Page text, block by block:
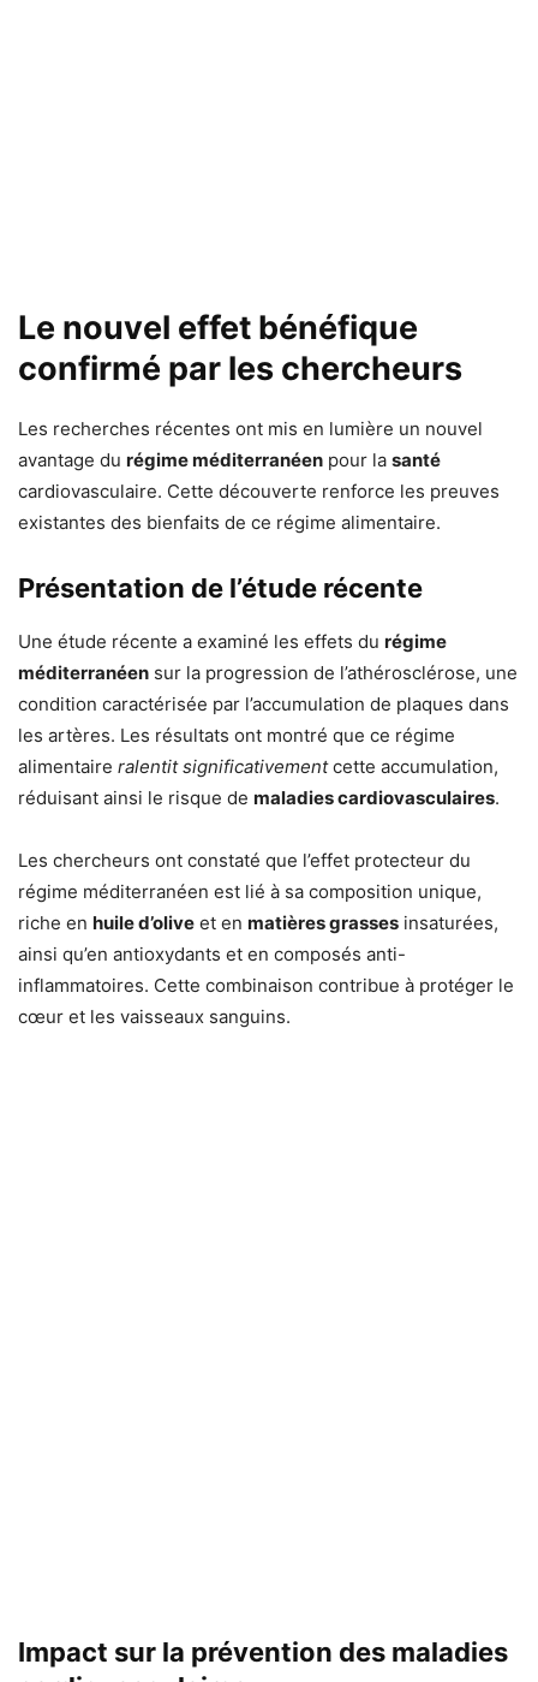
Le nouvel effet bénéfique
confirmé par les chercheurs
Les recherches récentes ont mis en lumière un nouvel
avantage du régime méditerranéen pour la santé
cardiovasculaire. Cette découverte renforce les preuves
existantes des bienfaits de ce régime alimentaire.
Présentation de l’étude récente
Une étude récente a examiné les effets du régime
méditerranéen sur la progression de l’athérosclérose, une
condition caractérisée par l’accumulation de plaques dans
les artères. Les résultats ont montré que ce régime
alimentaire ralentit significativementcette accumulation,
réduisant ainsi le risque de maladies cardiovasculaires.
Les chercheurs ont constaté que l’effet protecteur du
régime méditerranéen est lié à sa composition unique,
riche en huile d’olive et en matières grasses insaturées,
ainsi qu’en antioxydants et en composés anti-
inflammatoires. Cette combinaison contribue à protéger le
cœur et les vaisseaux sanguins.
Impact sur la prévention des maladies